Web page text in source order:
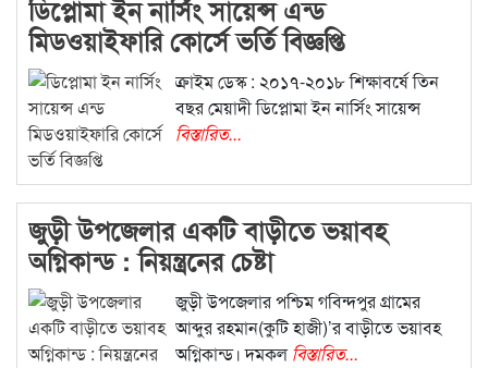
ডিপ্লোমা ইন নার্সিং সায়েন্স এন্ড
মিডওয়াইফারি কোর্সে ভর্তি বিজ্ঞপ্তি
ক্রাইম ডেস্ক : ২০১৭-২০১৮ শিক্ষাবর্ষে তিন
বছর মেয়াদী ডিপ্লোমা ইন নার্সিং সায়েন্স
বিস্তারিত...
জুড়ী উপজেলার একটি বাড়ীতে ভয়াবহ
অগ্নিকান্ড : নিয়ন্ত্রনের চেষ্টা
জুড়ী উপজেলার পশ্চিম গবিন্দপুর গ্রামের
আব্দুর রহমান(কুটি হাজী)’র বাড়ীতে ভয়াবহ
অগ্নিকান্ড। দমকলবিস্তারিত...